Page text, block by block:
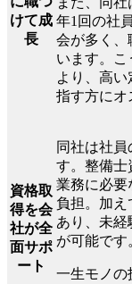
けて成
長
年1回の社
会が多く、
います。こ
より、高
指す方に
資格取
得を会
社が全
面サポ
ート
同社は社
す。整備士
業務に必要
負担。加え
あり、未
が可能です
一生モノの